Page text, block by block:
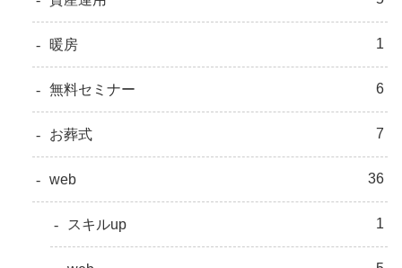
暖房 1
無料セミナー 6
お葬式 7
web 36
スキルup 1